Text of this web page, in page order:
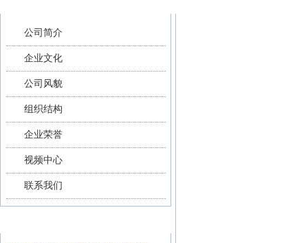
公司简介
企业文化
公司风貌
组织结构
企业荣誉
视频中心
联系我们